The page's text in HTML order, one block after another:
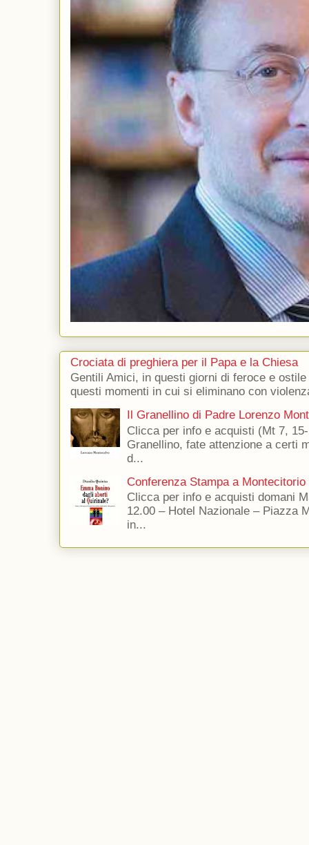
Crociata di preghiera per il Papa e la Chiesa
Gentili Amici, in questi giorni di feroce e
questi momenti in cui si eliminano con
Il Granellino di Padre Lorenzo
Clicca per info e acquisti (Mt 7,
Granellino, fate attenzione a certi
d...
Conferenza Stampa a Montecitorio
Clicca per info e acquisti domani
12.00 – Hotel Nazionale – Piazza
in...